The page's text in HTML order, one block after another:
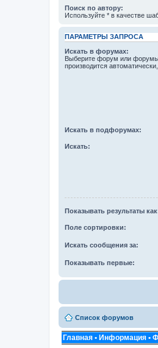
Поиск по автору:
Используйте * в качестве
ПАРАМЕТРЫ ЗАПРОСА
Искать в форумах:
Выберите форум или
производится
Искать в подфорумах:
Искать:
Показывать результаты
Поле сортировки:
Искать сообщения за:
Показывать первые:
Список форумов
Главная • Информация •